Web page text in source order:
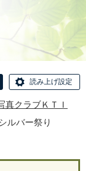
読み上げ設定
真クラブＫＴＩ
ルバー祭り